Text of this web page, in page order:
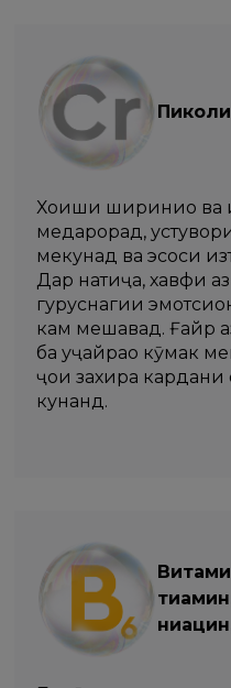
Хоҳиши шириниҳо ва
медарорад,
мекунад ва эҳсоси
Дар натиҷа, хавфи
гуруснагии
кам мешавад. Ғайр
ба ҳуҷайраҳо кӯмак
ҷои захира кардани
кунанд.